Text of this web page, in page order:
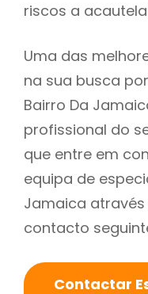
riscos a
Uma das
na sua busca
Bairro Da
profissional do
que entre em
equipa de
Jamaica
contacto
Contactar